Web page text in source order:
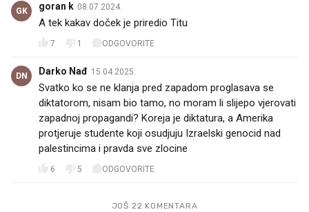
GK goran k 08.07.2024.
A tek kakav doček je priredio Titu
7 1 ODGOVORITE
DN Darko Nađ 15.04.2025.
Svatko ko se ne klanja pred zapadom proglasava se
diktatorom, nisam bio tamo, no moram li slijepo vjerovati
zapadnoj propagandi? Koreja je diktatura, a Amerika
protjeruje studente koji osudjuju Izraelski genocid nad
palestincima i pravda sve zlocine
6 5 ODGOVORITE
JOŠ 22 KOMENTARA